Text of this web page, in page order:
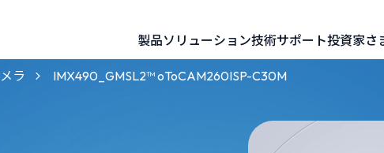
製品ソリューション技術サポート投資家さ
ラ IMX490_GMSL2™ oToCAM260ISP-C30M